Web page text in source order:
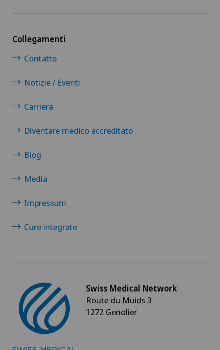
Collegamenti
Contatto
Notizie / Eventi
Carriera
Diventare medico accreditato
Blog
Media
Impressum
Cure integrate
Swiss Medical Network
Route du Muids 3
1272 Genolier